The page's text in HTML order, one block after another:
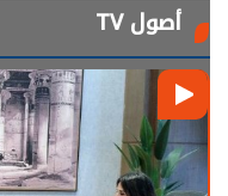
أصول TV